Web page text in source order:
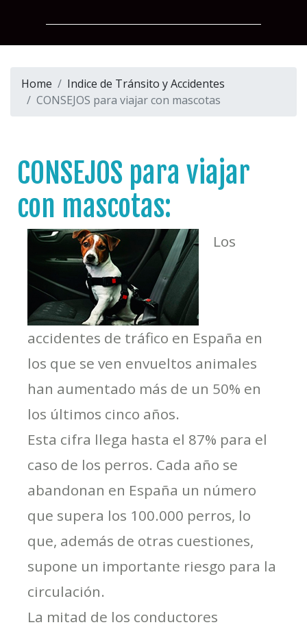
Home
Indice de Tránsito y Accidentes
CONSEJOS para viajar con mascotas
CONSEJOS para viajar
con mascotas:
Los
accidentes de tráfico en España en
los que se ven envueltos animales
han aumentado más de un 50% en
los últimos cinco años.
Esta cifra llega hasta el 87% para el
caso de los perros. Cada año se
abandonan en España un número
que supera los 100.000 perros, lo
que, además de otras cuestiones,
supone un importante riesgo para la
circulación.
La mitad de los conductores